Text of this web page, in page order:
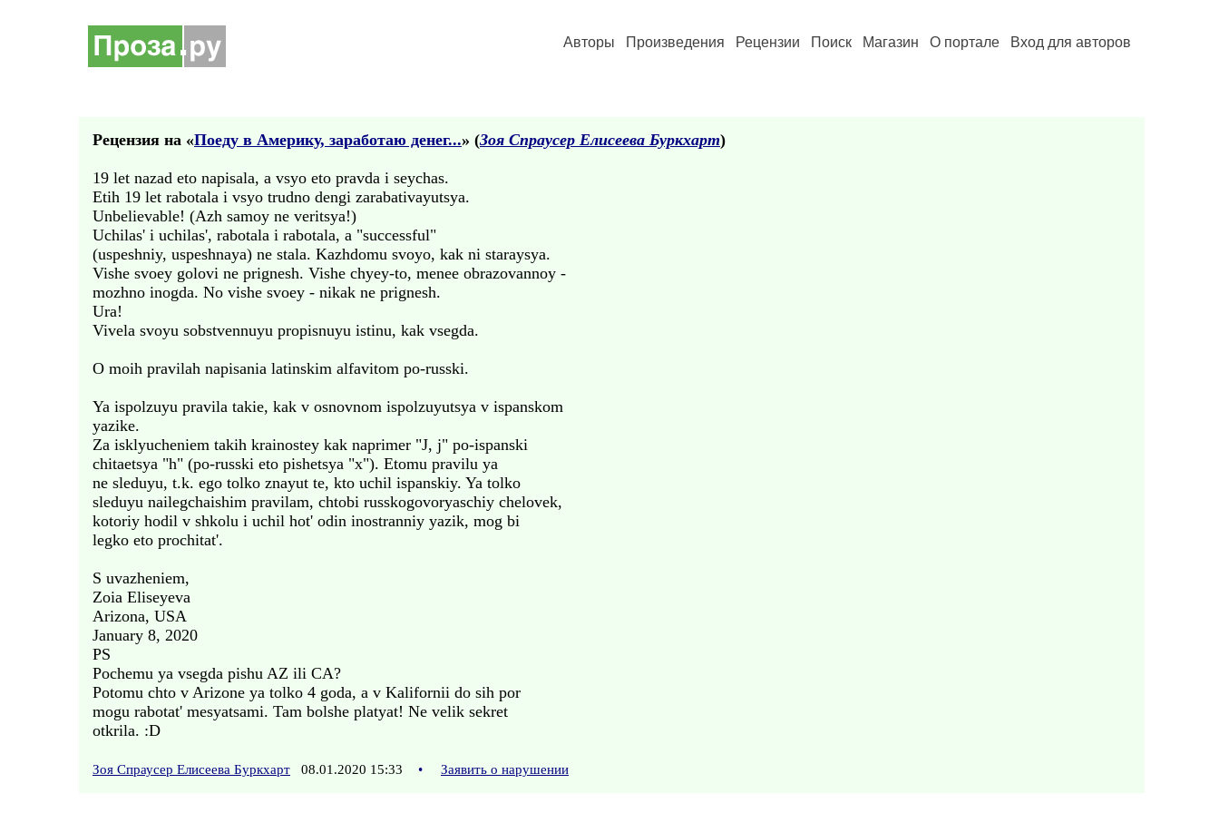
Авторы Произведения Рецензии Поиск Магазин О портале Вход для авторов
Рецензия на «Поеду в Aмерику, заработаю денег...» (Зоя Спраусер Елисеева Буркхарт)
19 let nazad eto napisala, a vsyo eto pravda i seychas.
Etih 19 let rabotala i vsyo trudno dengi zarabativayutsya.
Unbelievable! (Azh samoy ne veritsya!)
Uchilas' i uchilas', rabotala i rabotala, a "successful"
(uspeshniy, uspeshnaya) ne stala. Kazhdomu svoyo, kak ni staraysya.
Vishe svoey golovi ne prignesh. Vishe chyey-to, menee obrazovannoy -
mozhno inogda. No vishe svoey - nikak ne prignesh.
Ura!
Vivela svoyu sobstvennuyu propisnuyu istinu, kak vsegda.
O moih pravilah napisania latinskim alfavitom po-russki.
Ya ispolzuyu pravila takie, kak v osnovnom ispolzuyutsya v ispanskom
yazike.
Za isklyucheniem takih krainostey kak naprimer "J, j" po-ispanski
chitaetsya "h" (po-russki eto pishetsya "x"). Etomu pravilu ya
ne sleduyu, t.k. ego tolko znayut te, kto uchil ispanskiy. Ya tolko
sleduyu nailegchaishim pravilam, chtobi russkogovoryaschiy chelovek,
kotoriy hodil v shkolu i uchil hot' odin inostranniy yazik, mog bi
legko eto prochitat'.
S uvazheniem,
Zoia Eliseyeva
Arizona, USA
January 8, 2020
PS
Pochemu ya vsegda pishu AZ ili CA?
Potomu chto v Arizone ya tolko 4 goda, a v Kalifornii do sih por
mogu rabotat' mesyatsami. Tam bolshe platyat! Ne velik sekret
otkrila. :D
Зоя Спраусер Елисеева Буркхарт 08.01.2020 15:33 • Заявить о нарушении